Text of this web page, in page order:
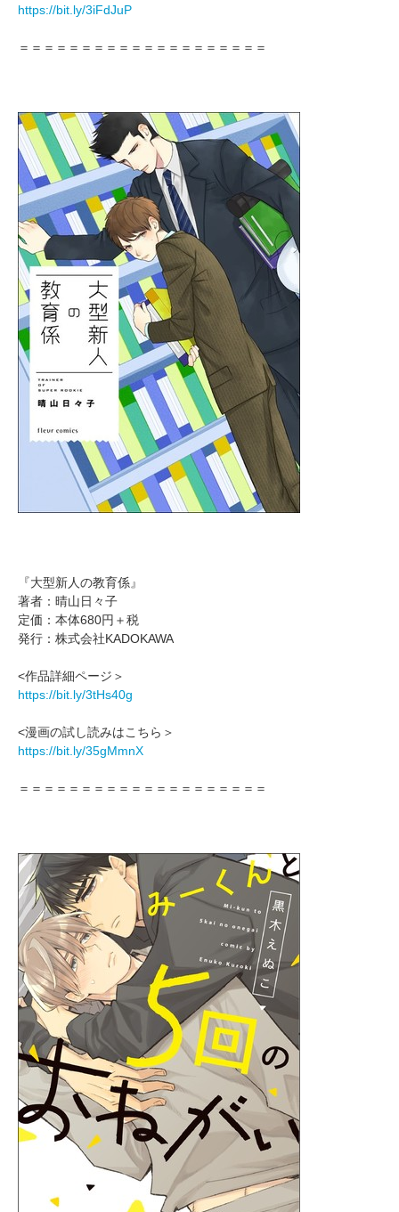
https://bit.ly/3iFdJuP
＝＝＝＝＝＝＝＝＝＝＝＝＝＝＝＝＝＝＝＝
『大型新人の教育係』
著者：晴山日々子
定価：本体680円＋税
発行：株式会社KADOKAWA
<作品詳細ページ＞
https://bit.ly/3tHs40g
<漫画の試し読みはこちら＞
https://bit.ly/35gMmnX
＝＝＝＝＝＝＝＝＝＝＝＝＝＝＝＝＝＝＝＝